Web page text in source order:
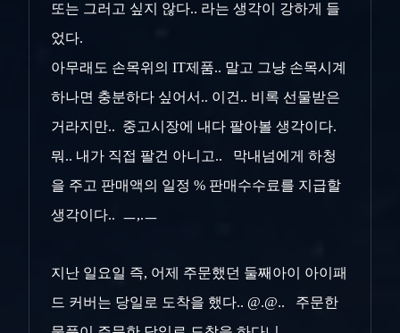
또는 그러고 싶지 않다.. 라는 생각이 강하게 들
었다.
아무래도 손목위의 IT제품.. 말고 그냥 손목시계
하나면 충분하다 싶어서.. 이건.. 비록 선물받은
거라지만.. 중고시장에 내다 팔아볼 생각이다.
뭐.. 내가 직접 팔건 아니고.. 막내넘에게 하청
을 주고 판매액의 일정 % 판매수수료를 지급할
생각이다.. ㅡ,.ㅡ
지난 일요일 즉, 어제 주문했던 둘째아이 아이패
드 커버는 당일로 도착을 했다.. @.@.. 주문한